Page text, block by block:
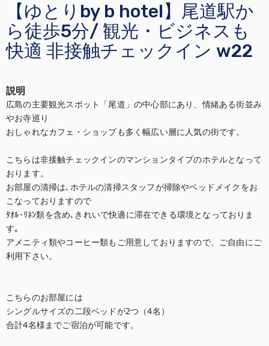
【ゆとりby b hotel】尾道駅か
ら徒歩5分/ 観光・ビジネスも
快適 非接触チェックイン w22
説明
広島の主要観光スポット「尾道」の中心部にあり、情緒ある街並み
やお寺巡り
おしゃれなカフェ・ショップも多く幅広い層に人気の街です。
こちらは非接触チェックインのマンションタイプのホテルとなって
おります。
お部屋の清掃は､ホテルの清掃スタッフが掃除やベッドメイクをお
こなっておりますので
ﾀｵﾙ･ﾘﾈﾝ類を含め､きれいで快適に滞在できる環境となっておりま
す｡
アメニティ類やコーヒー類もご用意しておりますので、ご自由にご
利用下さい。
こちらのお部屋には
シングルサイズの二段ベッドが2つ（4名）
合計4名様までご宿泊が可能です。